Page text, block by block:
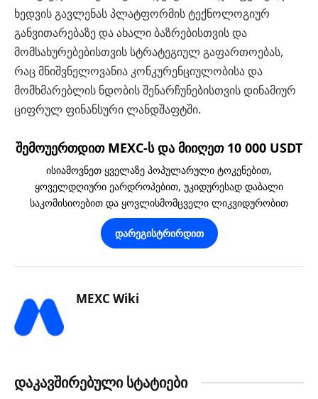
ხედვის გავლენას პლატფორმის ტექნოლოგიურ
განვითარებაზე და ახალი ბაზრებისთვის და
მომსახურებებისთვის სტრატეგიულ გაფართოებას,
რაც მნიშვნელოვანია კონკურენციულობისა და
მომხმარებლის ნდობის შენარჩუნებისთვის დინამიურ
ციფრულ ფინანსური ლანდშაფტში.
შემოუერთდით MEXC-ს და მიიღეთ 10 000 USDT
ისიამოვნეთ ყველაზე პოპულარული ტოკენებით,
ყოველდღიური ეარდროპებით, უკიდურესად დაბალი
საკომისიოებით და ყოვლისმომცველი ლიკვიდურობით
დარეგისტრირდით
MEXC Wiki
დაკავშირებული სტატიები